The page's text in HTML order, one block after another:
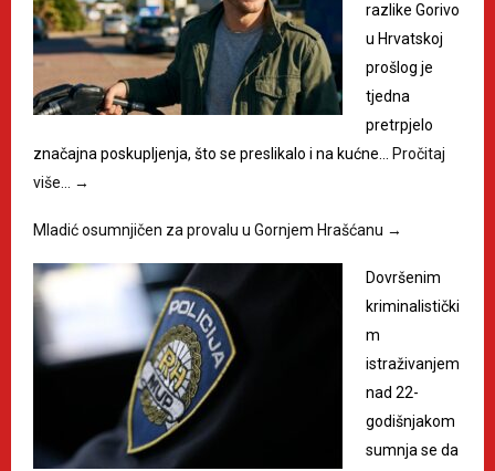
razlike Gorivo
u Hrvatskoj
prošlog je
tjedna
pretrpjelo
značajna poskupljenja, što se preslikalo i na kućne… Pročitaj
više… →
Mladić osumnjičen za provalu u Gornjem Hrašćanu →
Dovršenim
kriminalistički
m
istraživanjem
nad 22-
godišnjakom
sumnja se da